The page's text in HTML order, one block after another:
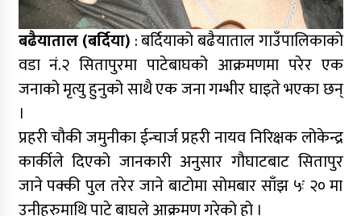
बढैयाताल (बर्दिया) : बर्दियाको बढैयाताल गाउँपालिकाको
वडा नं.२ सितापुरमा पाटेबाघको आक्रमणमा परेर एक
जनाको मृत्यु हुनुको साथै एक जना गम्भीर घाइते भएका छन्
।
प्रहरी चौकी जमुनीका ईन्चार्ज प्रहरी नायव निरिक्षक लोकेन्द्र
कार्कीले दिएको जानकारी अनुसार गौघाटबाट सितापुर
जाने पक्की पुल तरेर जाने बाटोमा सोमबार साँझ ५ः २० मा